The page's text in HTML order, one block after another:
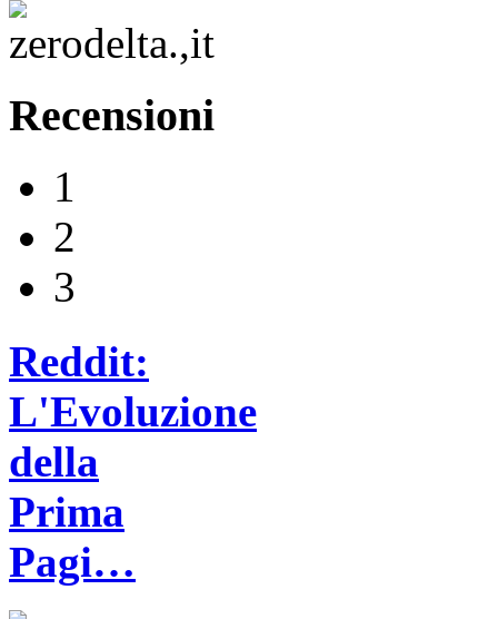
Recensioni
1
2
3
Reddit:
L'Evoluzione
della
Prima
Pagi…